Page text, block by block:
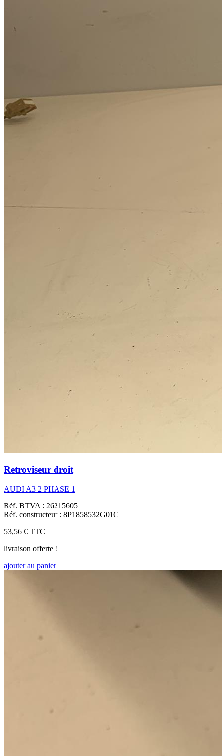
Retroviseur droit
AUDI A3 2 PHASE 1
Réf. BTVA : 26215605
Réf. constructeur : 8P1858532G01C
53,56 € TTC
livraison offerte !
ajouter au panier